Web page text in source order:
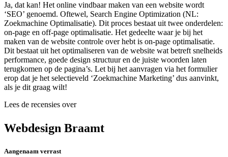
Ja, dat kan! Het online vindbaar maken van een website wordt
‘SEO’ genoemd. Oftewel, Search Engine Optimization (NL:
Zoekmachine Optimalisatie). Dit proces bestaat uit twee onderdelen:
on-page en off-page optimalisatie. Het gedeelte waar je bij het
maken van de website controle over hebt is on-page optimalisatie.
Dit bestaat uit het optimaliseren van de website wat betreft snelheids
performance, goede design structuur en de juiste woorden laten
terugkomen op de pagina’s. Let bij het aanvragen via het formulier
erop dat je het selectieveld ‘Zoekmachine Marketing’ dus aanvinkt,
als je dit graag wilt!
Lees de recensies over
Webdesign Braamt
Aangenaam verrast